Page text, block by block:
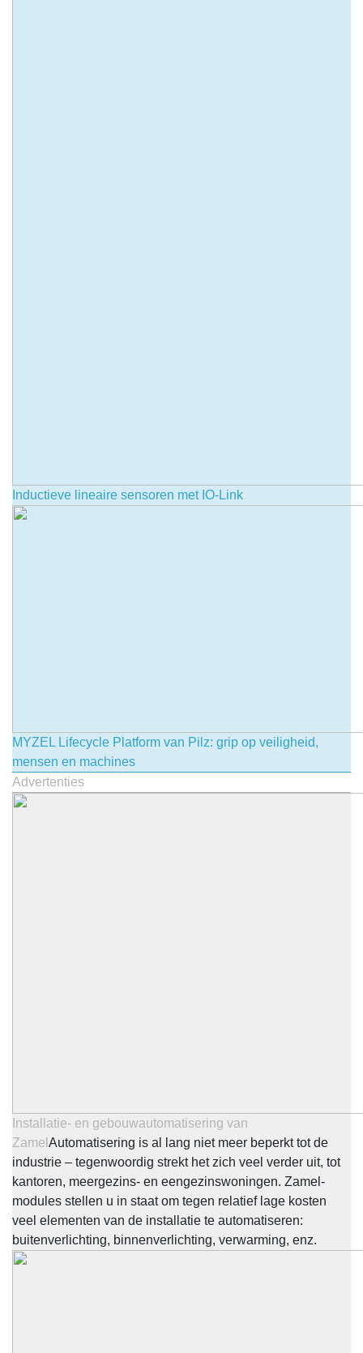
Inductieve lineaire sensoren met IO-Link
MYZEL Lifecycle Platform van Pilz: grip op veiligheid,
mensen en machines
Advertenties
Installatie- en gebouwautomatisering van
Zamel Automatisering is al lang niet meer beperkt tot de
industrie – tegenwoordig strekt het zich veel verder uit, tot
kantoren, meergezins- en eengezinswoningen. Zamel-
modules stellen u in staat om tegen relatief lage kosten
veel elementen van de installatie te automatiseren:
buitenverlichting, binnenverlichting, verwarming, enz.